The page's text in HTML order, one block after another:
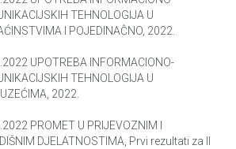
TEHNOLOGIJA U
I POJEDINAĈNO, 2022.
UPOTREBA INFORMACIONO-
TEHNOLOGIJA U
2022.
PROMET U PRIJEVOZNIM I
DJELATNOSTIMA, Prvi rezultati za II